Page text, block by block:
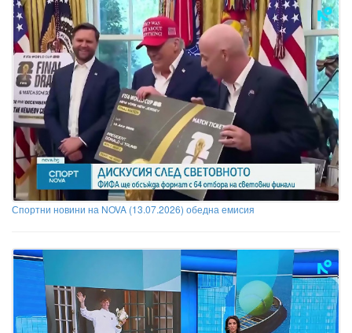
Спортни новини на NOVA (13.07.2026) обедна емисия